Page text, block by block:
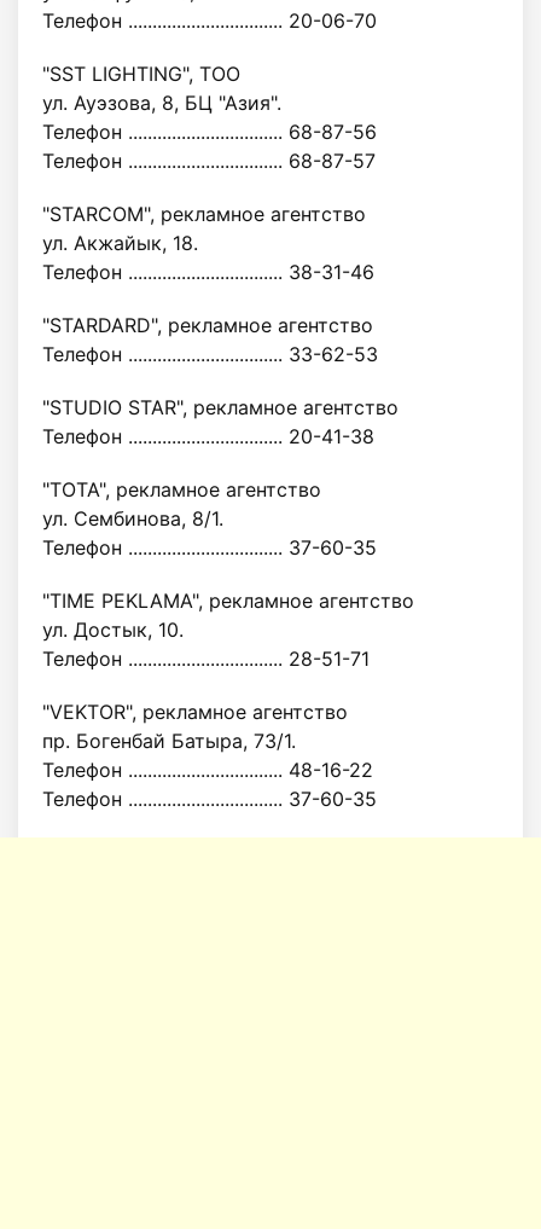
Телефон ................................ 20-06-70
"SST LIGHTING", ТОО
ул. Ауэзова, 8, БЦ "Азия".
Телефон ................................ 68-87-56
Телефон ................................ 68-87-57
"STARCOM", рекламное агентство
ул. Акжайык, 18.
Телефон ................................ 38-31-46
"STARDARD", рекламное агентство
Телефон ................................ 33-62-53
"STUDIO STAR", рекламное агентство
Телефон ................................ 20-41-38
"TOTA", рекламное агентство
ул. Сембинова, 8/1.
Телефон ................................ 37-60-35
"TIME PEKLAMA", рекламное агентство
ул. Достык, 10.
Телефон ................................ 28-51-71
"VEKTOR", рекламное агентство
пр. Богенбай Батыра, 73/1.
Телефон ................................ 48-16-22
Телефон ................................ 37-60-35